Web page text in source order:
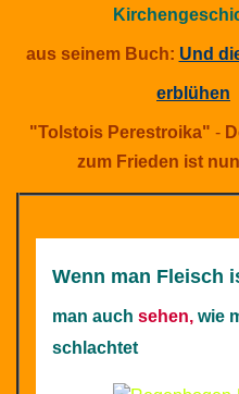
aus seinem Buch: Und
erblühen
"Tolstois Perestroika" -
zum Frieden ist
Wenn man Fleisch
man auch sehen, wie
schlachtet